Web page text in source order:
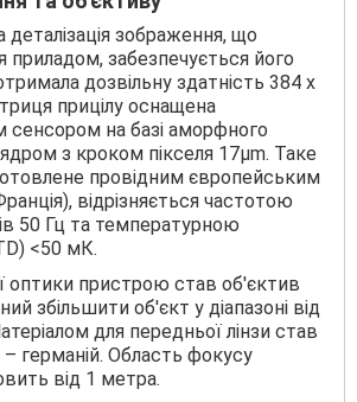
деталізація зображення, що
приладом, забезпечується його
дозвільну здатність 384 х
прицілу оснащена
сенсором на базі аморфного
з кроком пікселя 17μm. Таке
провідним європейським
відрізняється частотою
50 Гц та температурною
<50 мК.
оптики пристрою став об'єктив
збільшити об'єкт у діапазоні від
для передньої лінзи став
германій. Область фокусу
від 1 метра.